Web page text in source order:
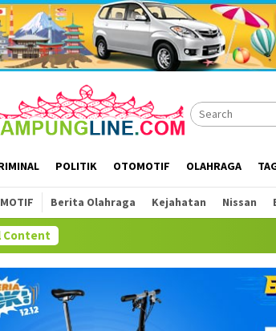
POLITIK OTOMOTIF OLAHRAGA
Berita Olahraga Kejahatan Nissan
Content